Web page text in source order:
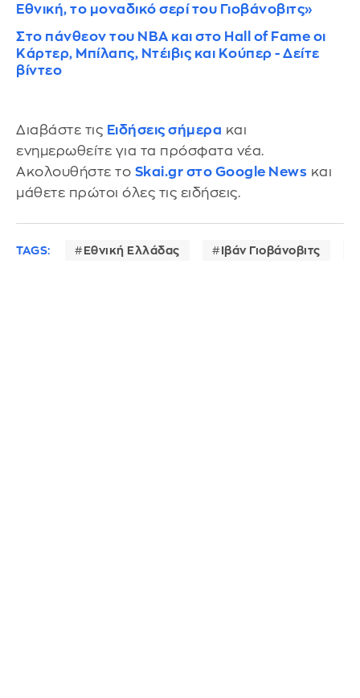
Εθνική, το μοναδικό σερί του Γιοβάνοβιτς»
Στο πάνθεον του ΝΒΑ και στο Hall of Fame οι
Κάρτερ, Μπίλαπς, Ντέιβις και Κούπερ - Δείτε
βίντεο
Διαβάστε τις Ειδήσεις σήμερα και
ενημερωθείτε για τα πρόσφατα νέα.
Ακολουθήστε το Skai.gr στο Google News και
μάθετε πρώτοι όλες τις ειδήσεις.
TAGS: Εθνική Ελλάδας Ιβάν Γιοβάνοβιτς